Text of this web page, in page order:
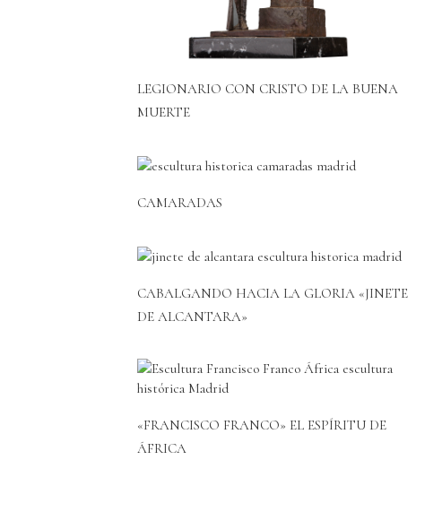
LEGIONARIO CON CRISTO DE LA BUENA
MUERTE
CAMARADAS
CABALGANDO HACIA LA GLORIA «JINETE
DE ALCANTARA»
«FRANCISCO FRANCO» EL ESPÍRITU DE
ÁFRICA